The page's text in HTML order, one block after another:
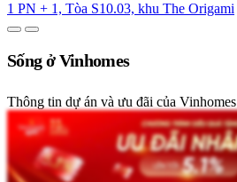
1 PN + 1, Tòa S10.03, khu The Origami
Sống ở Vinhomes
Thông tin dự án và ưu đãi của Vinhomes